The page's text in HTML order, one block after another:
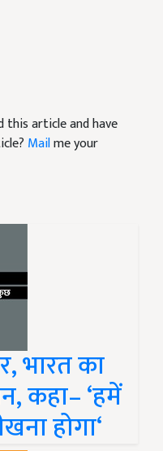
this article and have
Mailme your
भारत का
कहा– ‘हमें
होगा‘